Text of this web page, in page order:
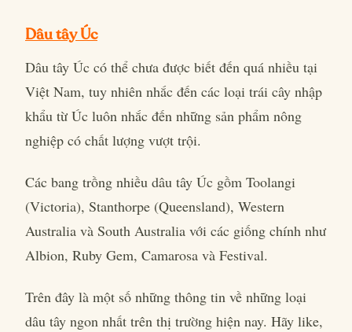
Dâu tây Úc
Dâu tây Úc có thể chưa được biết đến quá nhiều tại
Việt Nam, tuy nhiên nhắc đến các loại trái cây nhập
khẩu từ Úc luôn nhắc đến những sản phẩm nông
nghiệp có chất lượng vượt trội.
Các bang trồng nhiều dâu tây Úc gồm Toolangi
(Victoria), Stanthorpe (Queensland), Western
Australia và South Australia với các giống chính như
Albion, Ruby Gem, Camarosa và Festival.
Trên đây là một số những thông tin về những loại
dâu tây ngon nhất trên thị trường hiện nay. Hãy like,